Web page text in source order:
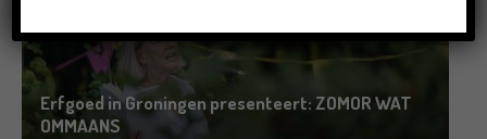
Erfgoed in Groningen presenteert: ZOMOR WAT
OMMAANS